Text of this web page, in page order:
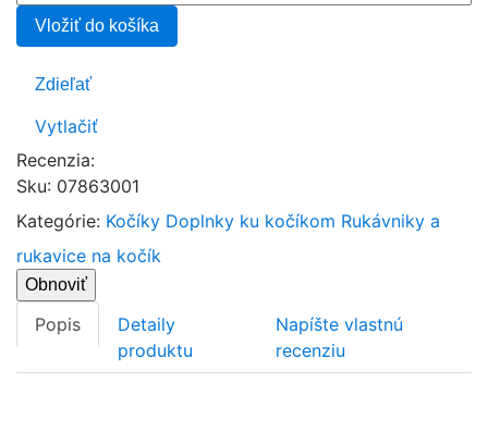
Vložiť do košíka
Zdieľať
Vytlačiť
Recenzia:
Sku: 07863001
Kategórie: Kočíky Doplnky ku kočíkom Rukávniky a
rukavice na kočík
Popis
Detaily
produktu
Napíšte vlastnú
recenziu